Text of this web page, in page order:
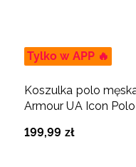
Tylko w APP 🔥
Koszulka polo
Armour UA Icon
199,99 zł